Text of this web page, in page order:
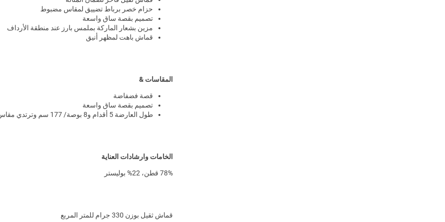
حزام خصر برباط تضييق لمقاس مضبوط
تصميم بقصة ساق واسعة
مزين بشعار الماركة بملمس بارز عند منطقة الأرداف
قماش باهت لمظهر أنيق
المقاسات &
قصة فضفاضة
تصميم بقصة ساق واسعة
طول العارضة 5 أقدام و8 بوصة/ 177 سم وترتدي مقاس S
الخامات وارشادات العناية
78% قطن، 22% بوليستر
قماش ثقيل بوزن 330 جرام للمتر المربع